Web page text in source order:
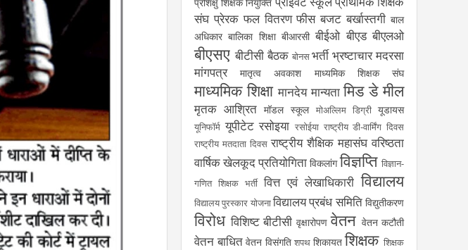
संघ प्रेरक फल वितरण फीस बजट बर्खास्तगी बाल
अधिकार बालिका शिक्षा बीआरसी बीईओ बीएड बीएलओ
बीएसए बीटीसी बैठक बोनस भर्ती भ्रष्टाचार मदरसा
मांगपत्र
मातृत्व अवकाश माध्यमिक शिक्षक संघ
माध्यमिक शिक्षा मानदेय मान्यता मिड डे मील
मृतक आश्रित मॉडल स्कूल मोअल्लिम डिग्री यूडायस
यूनिफॉर्म यूपीटेट रसोइया रसोईया राष्ट्रीय डी-वार्मिंग दिवस
राष्ट्रीय मतदाता दिवस राष्ट्रीय शैक्षिक महासंघ वरिष्ठता
वार्षिक खेलकूद प्रतियोगिता विकलांग विज्ञप्ति विज्ञान-
गणित शिक्षक भर्ती वित्त एवं लेखाधिकारी विद्यालय
विद्यालय पुरस्कार योजनाविद्यालय प्रबंध समिति विद्युतीकरण
विरोध विशिष्ट बीटीसी वृक्षारोपण वेतन वेतन कटौती
वेतन बाधित वेतन विसंगति शपथ शिकायत शिक्षक शिक्षक